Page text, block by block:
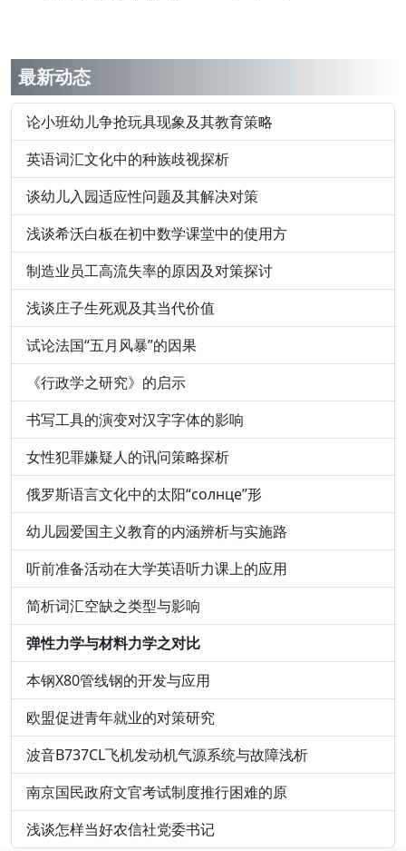
最新动态
论小班幼儿争抢玩具现象及其教育策略
英语词汇文化中的种族歧视探析
谈幼儿入园适应性问题及其解决对策
浅谈希沃白板在初中数学课堂中的使用方
制造业员工高流失率的原因及对策探讨
浅谈庄子生死观及其当代价值
试论法国“五月风暴”的因果
《行政学之研究》的启示
书写工具的演变对汉字字体的影响
女性犯罪嫌疑人的讯问策略探析
俄罗斯语言文化中的太阳“солнце”形
幼儿园爱国主义教育的内涵辨析与实施路
听前准备活动在大学英语听力课上的应用
简析词汇空缺之类型与影响
弹性力学与材料力学之对比
本钢X80管线钢的开发与应用
欧盟促进青年就业的对策研究
波音B737CL飞机发动机气源系统与故障浅析
南京国民政府文官考试制度推行困难的原
浅谈怎样当好农信社党委书记